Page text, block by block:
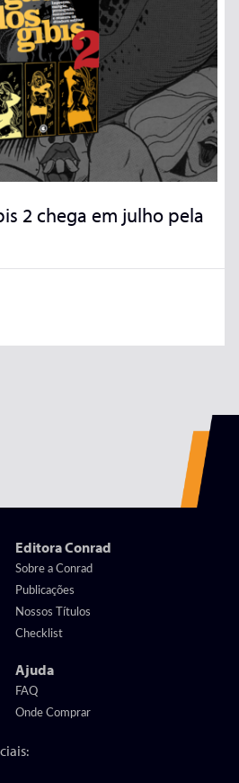
2 chega em julho pela
Editora Conrad
Sobre a Conrad
Publicações
Nossos Títulos
Checklist
Ajuda
FAQ
Onde Comprar